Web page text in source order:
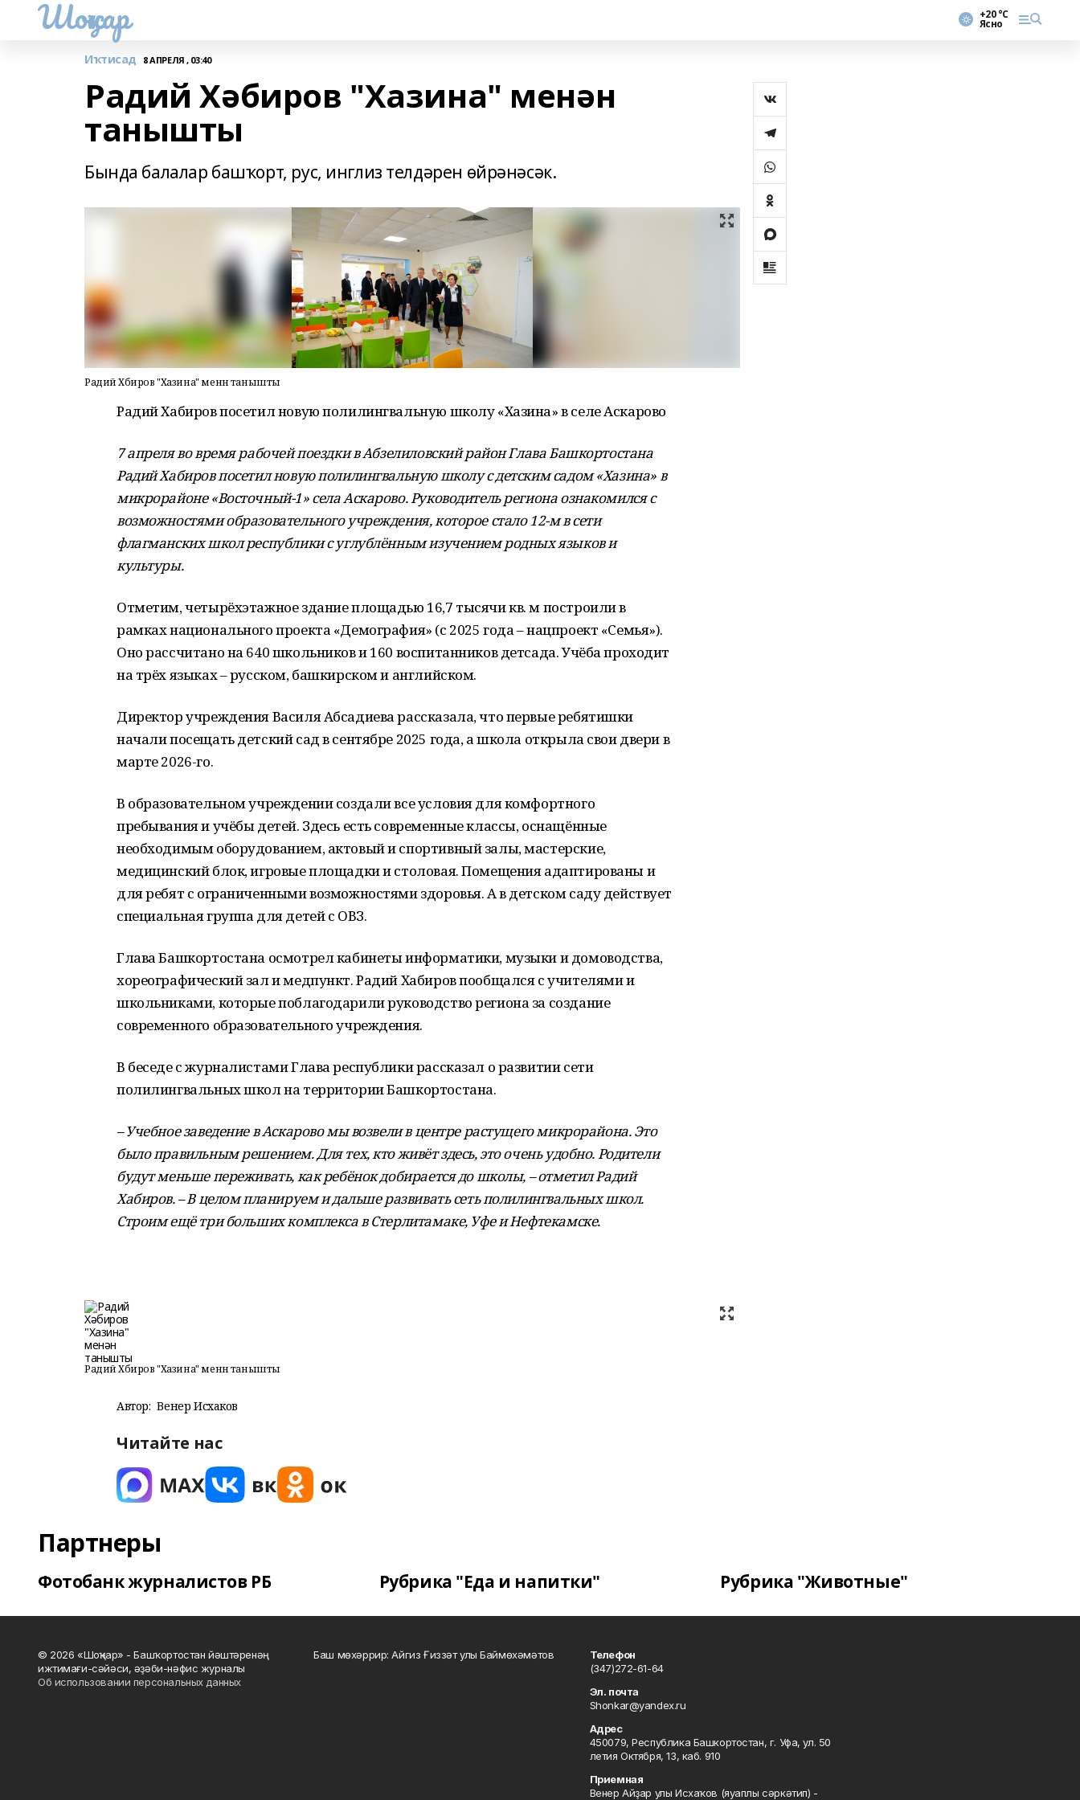
Шоңҡар +20 °С
Ясно
Иҡтисад 8 АПРЕЛЯ , 03:40
Радий Хәбиров "Хазина" менән
танышты
Бында балалар башҡорт, рус, инглиз телдәрен өйрәнәсәк.
Радий Хәбиров "Хазина" менән танышты
Радий Хабиров посетил новую полилингвальную школу «Хазина» в селе Аскарово
7 апреля во время рабочей поездки в Абзелиловский район Глава Башкортостана
Радий Хабиров посетил новую полилингвальную школу с детским садом «Хазина» в
микрорайоне «Восточный-1» села Аскарово. Руководитель региона ознакомился с
возможностями образовательного учреждения, которое стало 12-м в сети
флагманских школ республики с углублённым изучением родных языков и
культуры.
Отметим, четырёхэтажное здание площадью 16,7 тысячи кв. м построили в
рамках национального проекта «Демография» (с 2025 года – нацпроект «Семья»).
Оно рассчитано на 640 школьников и 160 воспитанников детсада. Учёба проходит
на трёх языках – русском, башкирском и английском.
Директор учреждения Василя Абсадиева рассказала, что первые ребятишки
начали посещать детский сад в сентябре 2025 года, а школа открыла свои двери в
марте 2026-го.
В образовательном учреждении создали все условия для комфортного
пребывания и учёбы детей. Здесь есть современные классы, оснащённые
необходимым оборудованием, актовый и спортивный залы, мастерские,
медицинский блок, игровые площадки и столовая. Помещения адаптированы и
для ребят с ограниченными возможностями здоровья. А в детском саду действует
специальная группа для детей с ОВЗ.
Глава Башкортостана осмотрел кабинеты информатики, музыки и домоводства,
хореографический зал и медпункт. Радий Хабиров пообщался с учителями и
школьниками, которые поблагодарили руководство региона за создание
современного образовательного учреждения.
В беседе с журналистами Глава республики рассказал о развитии сети
полилингвальных школ на территории Башкортостана.
– Учебное заведение в Аскарово мы возвели в центре растущего микрорайона. Это
было правильным решением. Для тех, кто живёт здесь, это очень удобно. Родители
будут меньше переживать, как ребёнок добирается до школы, – отметил Радий
Хабиров. – В целом планируем и дальше развивать сеть полилингвальных школ.
Строим ещё три больших комплекса в Стерлитамаке, Уфе и Нефтекамске.
Радий Хәбиров "Хазина" менән танышты
Автор: Венер Исхаков
Читайте нас
Партнеры
Фотобанк журналистов РБ Рубрика "Еда и напитки" Рубрика "Животные"
© 2026 «Шоңҡар» - Башҡортостан йәштәренәң
ижтимағи-сәйәси, әҙәби-нәфис журналы
Об использовании персональных данных
Баш мөхәррир: Айгиз Ғиззәт улы Баймөхәмәтов
Телефон
(347)272-61-64
Эл. почта
Shonkar@yandex.ru
Адрес
450079, Республика Башкортостан, г. Уфа, ул. 50
летия Октября, 13, каб. 910
Приемная
Венер Айҙар улы Исхаҡов (яуаплы сәркәтип) -